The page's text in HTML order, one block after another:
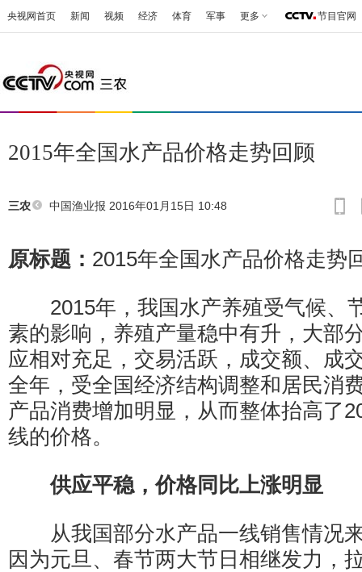
央视网首页 新闻 视频 经济 体育 军事 更多 节目官网
2015年全国水产品价格走势回顾
三农 中国渔业报 2016年01月15日 10:48
原标题： 2015年全国水产品价格走势
2015年，我国水产养殖受气候、
素的影响，养殖产量稳中有升，大部
应相对充足，交易活跃，成交额、成
全年，受全国经济结构调整和居民消
产品消费增加明显，从而整体抬高了
线的价格。
供应平稳，价格同比上涨明显
从我国部分水产品一线销售情况
因为元旦、春节两大节日相继发力，